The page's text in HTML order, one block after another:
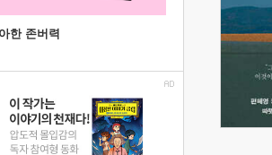
한 존버력